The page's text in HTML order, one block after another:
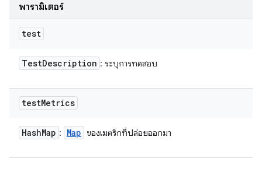
พารามิเตอร์
test
TestDescription : ระบุการทดสอบ
testMetrics
HashMap : Map ของเมตริกที่ปล่อยออกมา